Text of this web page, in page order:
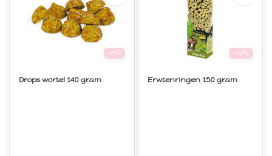
-5%
Drops wortel 140 gram
-12%
Erwtenringen 150 gram